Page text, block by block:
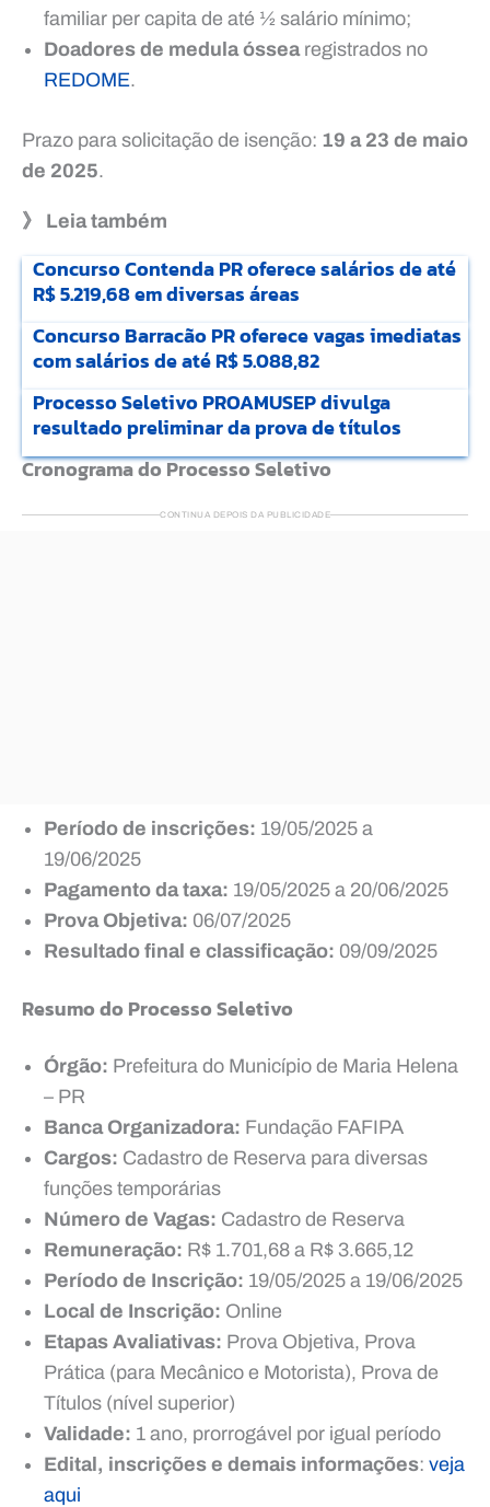
familiar per capita de até ½ salário mínimo;
Doadores de medula óssearegistrados no
REDOME.
Prazo para solicitação de isenção: 19 a 23 de maio
de 2025.
》 Leia também
Concurso Contenda PR oferece salários de até
R$ 5.219,68 em diversas áreas
Concurso Barracão PR oferece vagas imediatas
com salários de até R$ 5.088,82
Processo Seletivo PROAMUSEP divulga
resultado preliminar da prova de títulos
Cronograma do Processo Seletivo
CONTINUA DEPOIS DA PUBLICIDADE
Período de inscrições: 19/05/2025 a
19/06/2025
Pagamento da taxa: 19/05/2025 a 20/06/2025
Prova Objetiva: 06/07/2025
Resultado final e classificação: 09/09/2025
Resumo do Processo Seletivo
Órgão: Prefeitura do Município de Maria Helena
– PR
Banca Organizadora: Fundação FAFIPA
Cargos: Cadastro de Reserva para diversas
funções temporárias
Número de Vagas: Cadastro de Reserva
Remuneração: R$ 1.701,68 a R$ 3.665,12
Período de Inscrição: 19/05/2025 a 19/06/2025
Local de Inscrição: Online
Etapas Avaliativas: Prova Objetiva, Prova
Prática (para Mecânico e Motorista), Prova de
Títulos (nível superior)
Validade: 1 ano, prorrogável por igual período
Edital, inscrições e demais informações: veja
aqui